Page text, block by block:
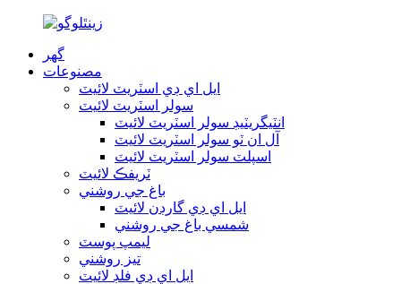
گھر
مصنوعات
ايل اي ڊي اسٽريٽ لائيٽ
سولر اسٽريٽ لائيٽ
انٽيگريٽيڊ سولر اسٽريٽ لائيٽ
آل ان ٽو سولر اسٽريٽ لائيٽ
اسپلٽ سولر اسٽريٽ لائيٽ
ٽريفڪ لائيٽ
باغ جي روشني
ايل اي ڊي گارڊن لائيٽ
شمسي باغ جي روشني
ليمپ پوسٽ
تيز روشني
ايل اي ڊي فلڊ لائيٽ